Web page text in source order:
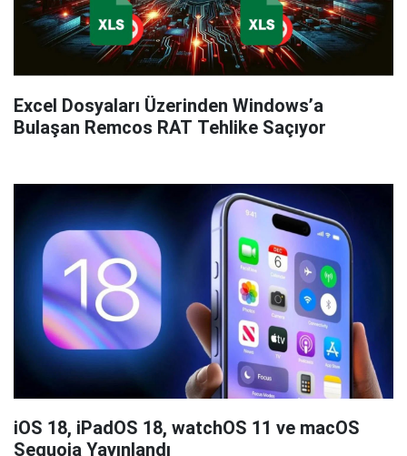
Excel Dosyaları Üzerinden Windows’a
Bulaşan Remcos RAT Tehlike Saçıyor
iOS 18, iPadOS 18, watchOS 11 ve macOS
Sequoia Yayınlandı